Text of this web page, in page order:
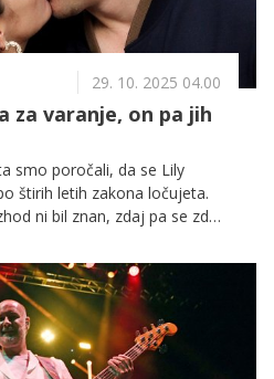
29. 10. 2025 04.00
za varanje, on pa jih
smo poročali, da se Lily
štirih letih zakona ločujeta.
ni bil znan, zdaj pa se zdi,